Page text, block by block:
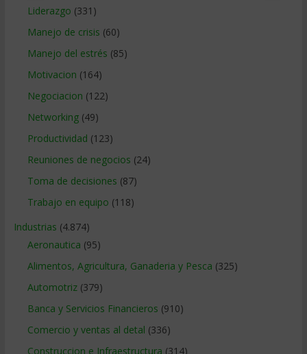
Liderazgo (331)
Manejo de crisis (60)
Manejo del estrés (85)
Motivacion (164)
Negociacion (122)
Networking(49)
Productividad (123)
Reuniones de negocios (24)
Toma de decisiones (87)
Trabajo en equipo (118)
Industrias (4.874)
Aeronautica (95)
Alimentos, Agricultura, Ganaderia y Pesca (325)
Automotriz(379)
Banca y Servicios Financieros (910)
Comercio y ventas al detal (336)
Construccion e Infraestructura (314)